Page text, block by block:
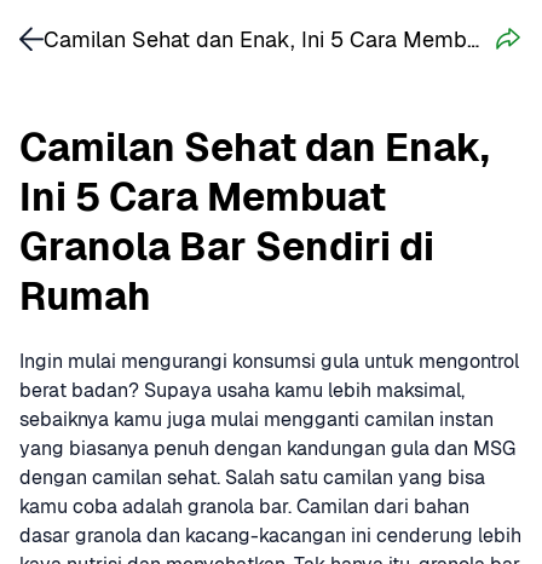
Camilan Sehat dan Enak,
Ini 5 Cara Membuat
Granola Bar Sendiri di
Rumah
Ingin mulai mengurangi konsumsi gula untuk mengontrol
berat badan? Supaya usaha kamu lebih maksimal,
sebaiknya kamu juga mulai mengganti camilan instan
yang biasanya penuh dengan kandungan gula dan MSG
dengan camilan sehat. Salah satu camilan yang bisa
kamu coba adalah granola bar. Camilan dari bahan
dasar granola dan kacang-kacangan ini cenderung lebih
Camilan Sehat dan Enak, Ini 5 Cara Membuat Granola Bar Sendiri di Rumah